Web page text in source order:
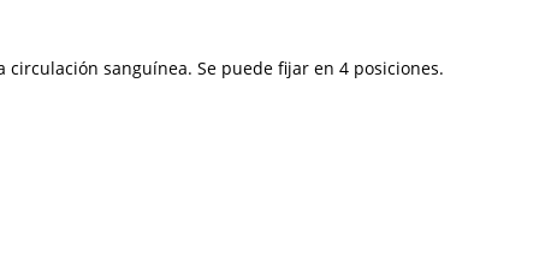
sanguínea. Se puede fijar en 4 posiciones.